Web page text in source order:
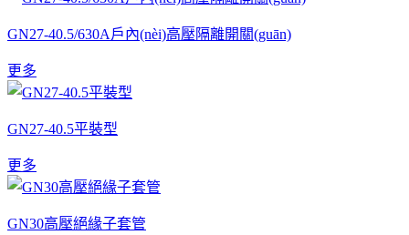
GN27-40.5/630A戶內(nèi)高壓隔離開關(guān)
更多
GN27-40.5平裝型
更多
GN30高壓絕緣子套管